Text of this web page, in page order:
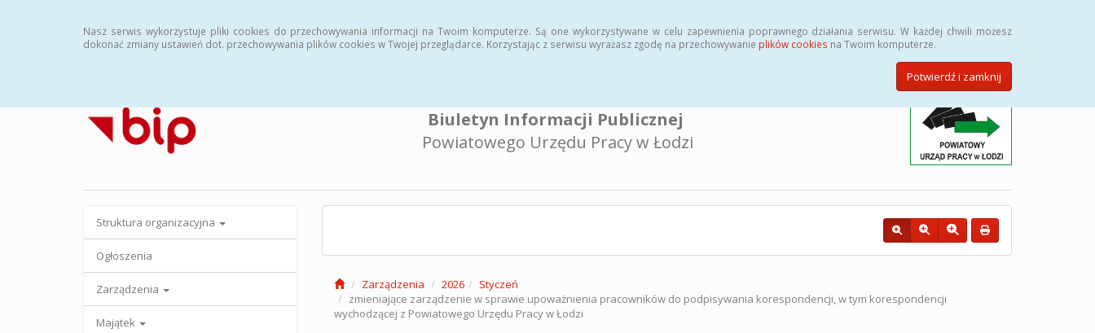
Nasz serwis wykorzystuje pliki cookies do przechowywania informacji na Twoim komputerze. Są one wykorzystywane w celu zapewnienia poprawnego działania serwisu. W każdej chwili możesz
dokonać zmiany ustawień dot. przechowywania plików cookies w Twojej przeglądarce. Korzystając z serwisu wyrażasz zgodę na przechowywanie plików cookies na Twoim komputerze.
Potwierdź i zamknij
Biuletyn Informacji Publicznej
Powiatowego Urzędu Pracy w Łodzi
Struktura organizacyjna
Ogłoszenia
Zarządzenia
Majątek
Zarządzenia 2026
Styczeń
zmieniające zarządzenie w sprawie upoważnienia pracowników do podpisywania korespondencji, w tym korespondencji
wychodzącej z Powiatowego Urzędu Pracy w Łodzi